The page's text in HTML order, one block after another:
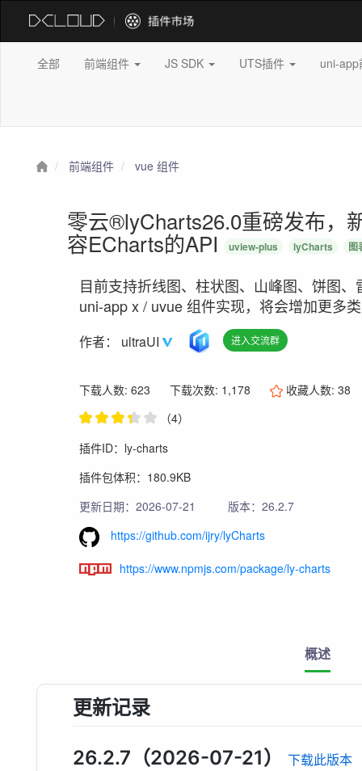
全部 前端组件 JS SDK UTS插件 uni-
前端组件 vue 组件
零云®lyCharts26.0重磅发布，
容ECharts的API uview-plus lyCharts 图
目前支持折线图、柱状图、山峰图、饼图
uni-app x / uvue 组件实现，将会增加更多
作者： ultraUI 进入交流群
下载人数: 623 下载次数: 1,178 收藏人数:38
（4）
插件ID：ly-charts
插件包体积：180.9KB
更新日期：2026-07-21
版本：26.2.7
https://github.com/ijry/lyCharts
https://www.npmjs.com/package/ly-charts
概述
更新记录
26.2.7（2026-07-21） 下载此版本